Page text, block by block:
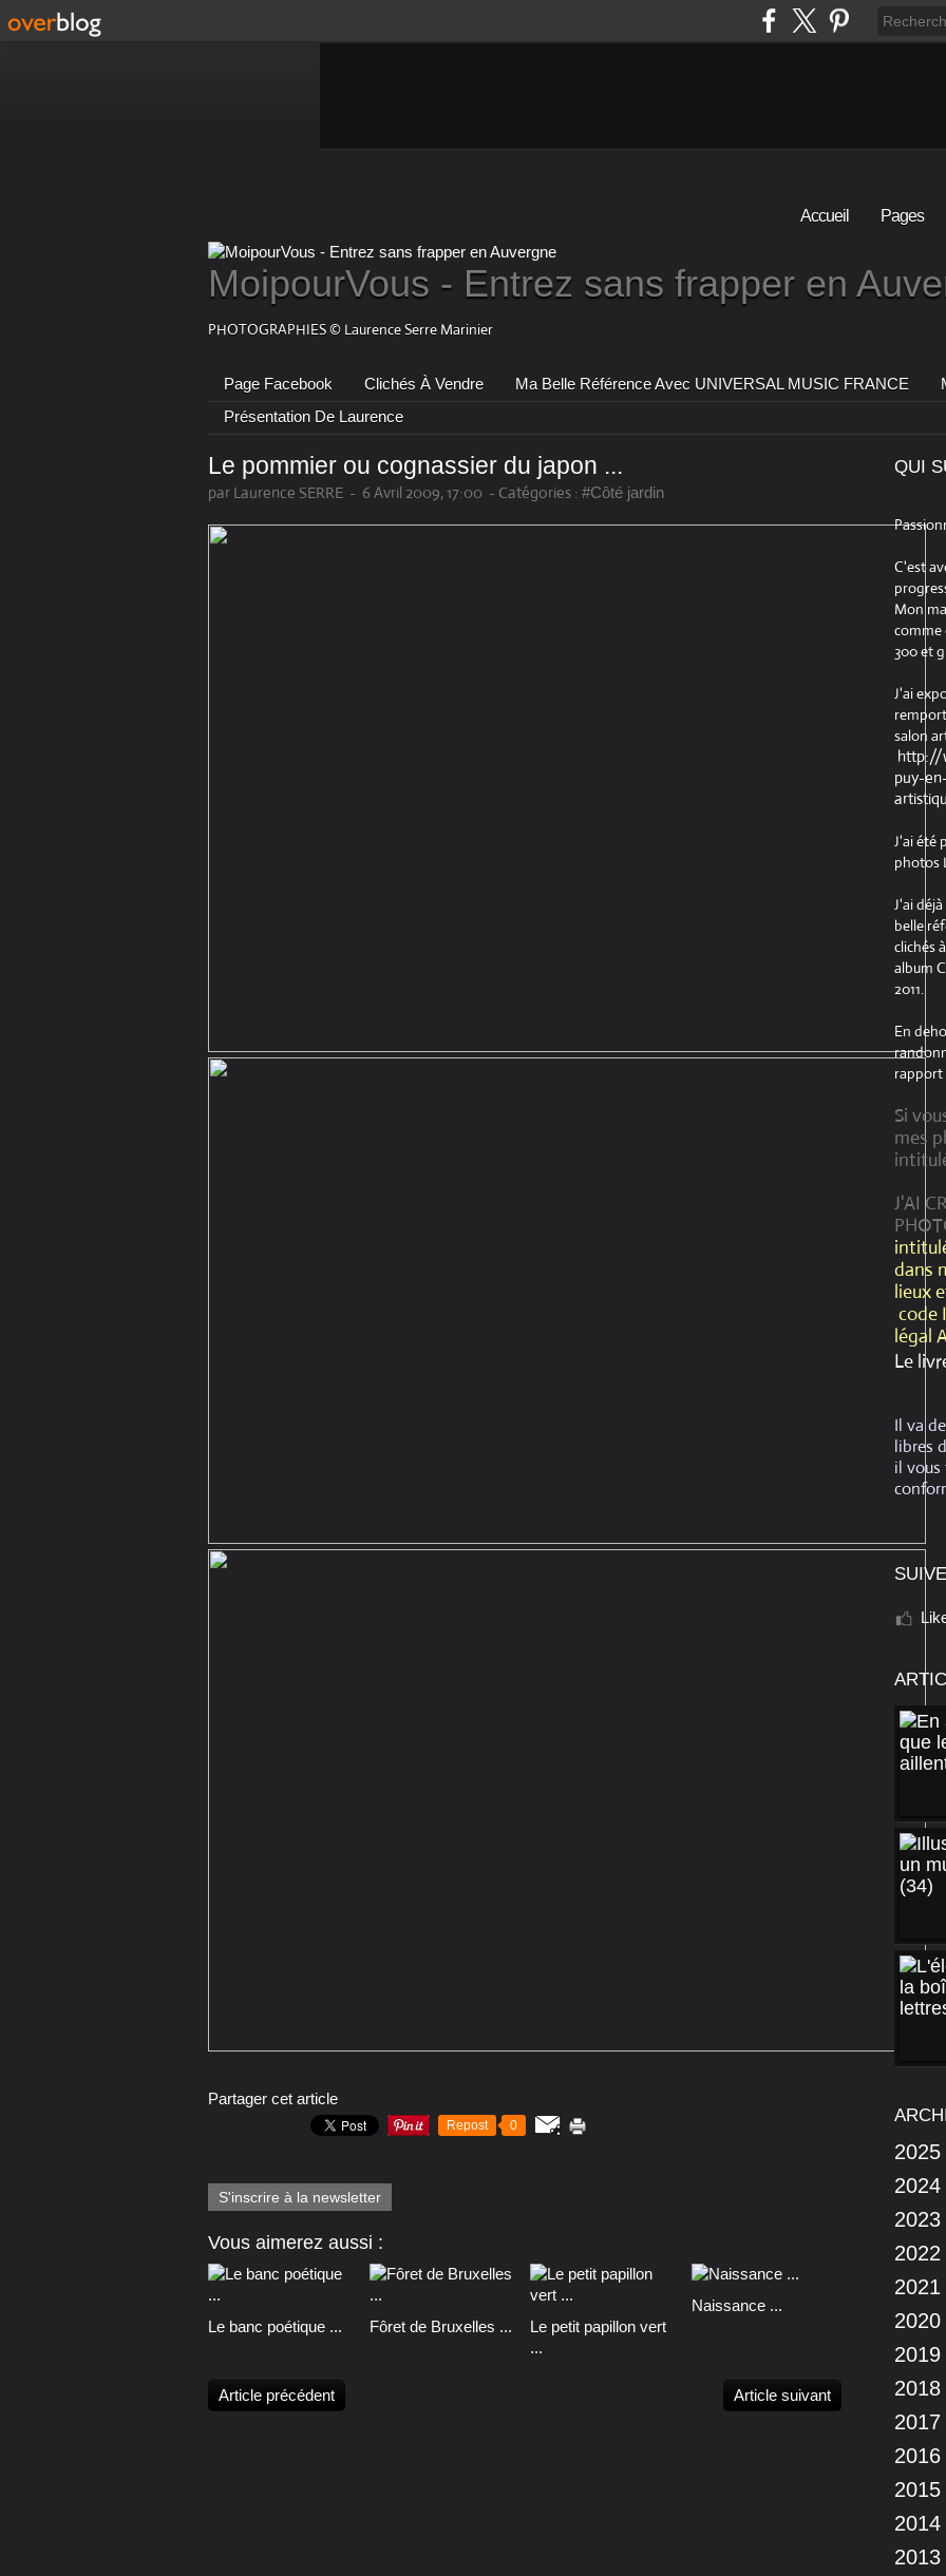
Accueil Pages
MoipourVous - Entrez sans frapper en
PHOTOGRAPHIES © Laurence Serre Marinier
Page Facebook Clichés À Vendre Ma Belle Référence Avec UNIVERSAL MUSIC FRANCE
Présentation De Laurence
Le pommier ou cognassier du japon ...
par Laurence SERRE - 6 Avril 2009, 17:00 - Catégories : #Côté jardin
Partager cet article
Repost 0
S'inscrire à la newsletter
Vous aimerez aussi :
Le banc poétique ... Fôret de Bruxelles ...
Le petit papillon vert
...
Naissance ...
Article précédent Article suivant
QUI
C'est
Mon
comme
300 et
J'ai
salon
http://
puy-
J'ai été
photos
J'ai
belle
clichés
album
2011.
En
rapport
Si
mes
J'AI
dans
lieux
code
légal
Le
Il va
libres
il vous
2025
2024
2023
2022
2021
2020
2019
2018
2017
2016
2015
2014
2013